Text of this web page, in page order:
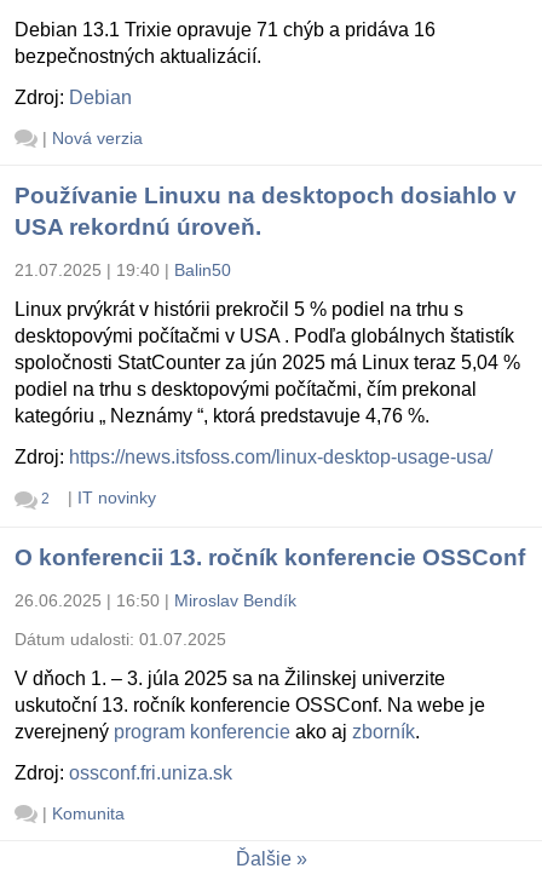
Debian 13.1 Trixie opravuje 71 chýb a pridáva 16
bezpečnostných aktualizácií.
Zdroj: Debian
| Nová verzia
Používanie Linuxu na desktopoch dosiahlo v
USA rekordnú úroveň.
21.07.2025 | 19:40 | Balin50
Linux prvýkrát v histórii prekročil 5 % podiel na trhu s
desktopovými počítačmi v USA . Podľa globálnych štatistík
spoločnosti StatCounter za jún 2025 má Linux teraz 5,04 %
podiel na trhu s desktopovými počítačmi, čím prekonal
kategóriu „ Neznámy “, ktorá predstavuje 4,76 %.
Zdroj: https://news.itsfoss.com/linux-desktop-usage-usa/
2 | IT novinky
O konferencii 13. ročník konferencie OSSConf
26.06.2025 | 16:50 | Miroslav Bendík
Dátum udalosti: 01.07.2025
V dňoch 1. – 3. júla 2025 sa na Žilinskej univerzite
uskutoční 13. ročník konferencie OSSConf. Na webe je
zverejnený program konferencie ako aj zborník.
Zdroj: ossconf.fri.uniza.sk
| Komunita
Ďalšie